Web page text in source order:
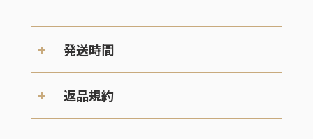
発送時間
返品規約